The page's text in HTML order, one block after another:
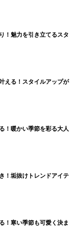
！魅力を引き立てるスタ
える！スタイルアップが
！暖かい季節を彩る大人
！垢抜けトレンドアイテ
！寒い季節も可愛く決ま